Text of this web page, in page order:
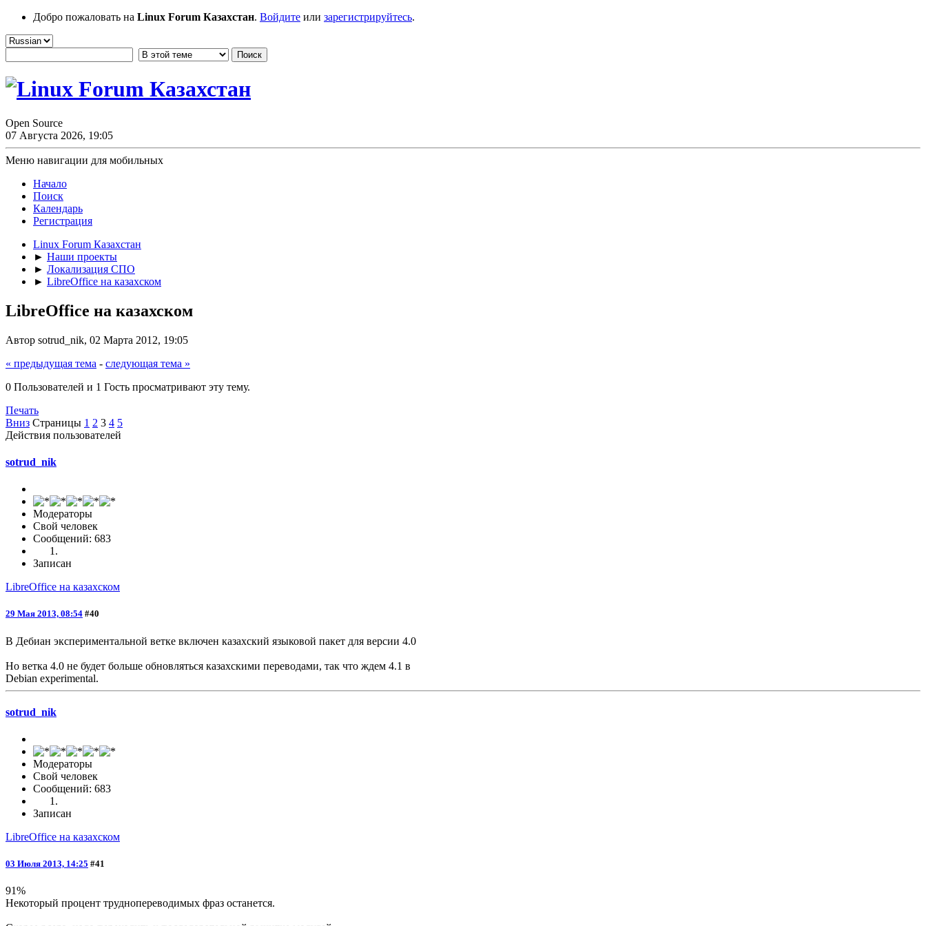
Добро пожаловать на Linux Forum Казахстан. Войдите или зарегистрируйтесь.
Open Source
07 Августа 2026, 19:05
Меню навигации для мобильных
Начало
Поиск
Календарь
Регистрация
Linux Forum Казахстан
► Наши проекты
► Локализация СПО
► LibreOffice на казахском
LibreOffice на казахском
Автор sotrud_nik, 02 Марта 2012, 19:05
« предыдущая тема - следующая тема »
0 Пользователей и 1 Гость просматривают эту тему.
Печать
Вниз Страницы 1 2 3 4 5
Действия пользователей
sotrud_nik
Модераторы
Свой человек
Сообщений: 683
Записан
LibreOffice на казахском
29 Мая 2013, 08:54 #40
В Дебиан экспериментальной ветке включен казахский языковой пакет для версии 4.0
Но ветка 4.0 не будет больше обновляться казахскими переводами, так что ждем 4.1 в
Debian experimental.
sotrud_nik
Модераторы
Свой человек
Сообщений: 683
Записан
LibreOffice на казахском
03 Июля 2013, 14:25 #41
91%
Некоторый процент труднопереводимых фраз останется.